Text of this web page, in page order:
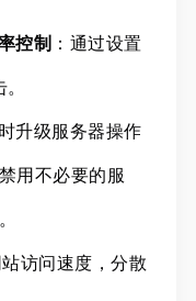
控制 ：通过设置
升级服务器操作
用不必要的服
站访问速度，分散